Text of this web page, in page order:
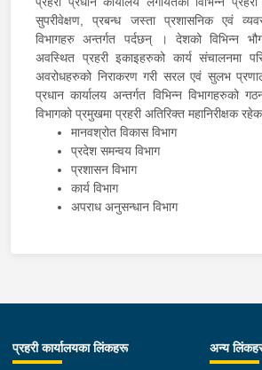
सुपरीवेक्षण, प्रबन्ध जस्ता प्रशासनिक एवं
विभागहरु अन्तर्गत पर्दछन् । देशको विभिन्न
अवस्थित प्रहरी इकाइहरुको कार्य संचालनमा
अवरोधहरुको निराकरण गरी सरल एवं सुलभ
प्रधान कार्यालय अन्तर्गत विभिन्न
विभागको प्रमुखमा प्रहरी अतिरिक्त महानिरीक्षक
मानवश्रोत विकास विभाग
प्रदेश समन्वय विभाग
प्रशासन विभाग
कार्य विभाग
अपराध अनुसन्धान विभाग
प्रहरी कार्यालयका लिंकहरू अन्य